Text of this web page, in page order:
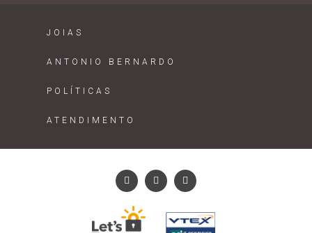
JOIAS
ANTONIO BERNARDO
POLÍTICAS
ATENDIMENTO